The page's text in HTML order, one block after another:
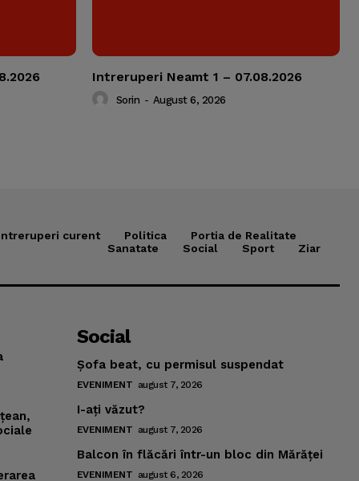
Intreruperi Neamt 1 – 07.08.2026
Sorin - August 6, 2026
curent Politica
Portia de Realitate
Sanatate
Social Sport Ziar
Social
Şofa beat, cu permisul suspendat
EVENIMENT august 7, 2026
I-aţi văzut?
EVENIMENT august 7, 2026
Balcon în flăcări într-un bloc din Mărăţei
EVENIMENT august 6, 2026